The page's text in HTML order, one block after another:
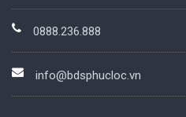
0888.236.888
info@bdsphucloc.vn